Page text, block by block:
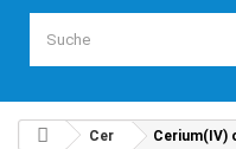
Cer Cerium(IV)